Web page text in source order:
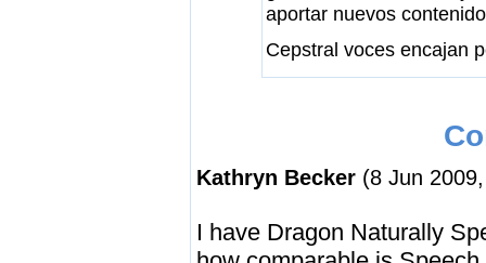
aportar nuevos
Cepstral voces encajan
Kathryn Becker (8 Jun
I have Dragon Naturally